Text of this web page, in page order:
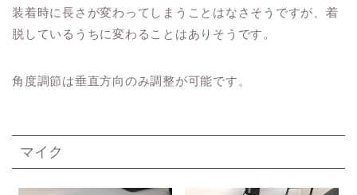
装着時に長さが変わってしまうことはなさそうですが、着
脱しているうちに変わることはありそうです。
角度調節は垂直方向のみ調整が可能です。
マイク